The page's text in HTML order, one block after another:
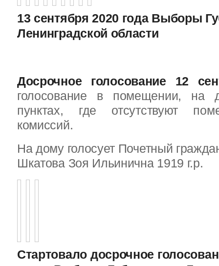
13 сентября 2020 года Выборы
Ленинградской области
Досрочное голосование 12
голосование в помещении, на
пунктах, где отсутствуют
комиссий.
На дому голосует Почетный
Шкатова Зоя Ильинична 1919 г.р.
Стартовало досрочное